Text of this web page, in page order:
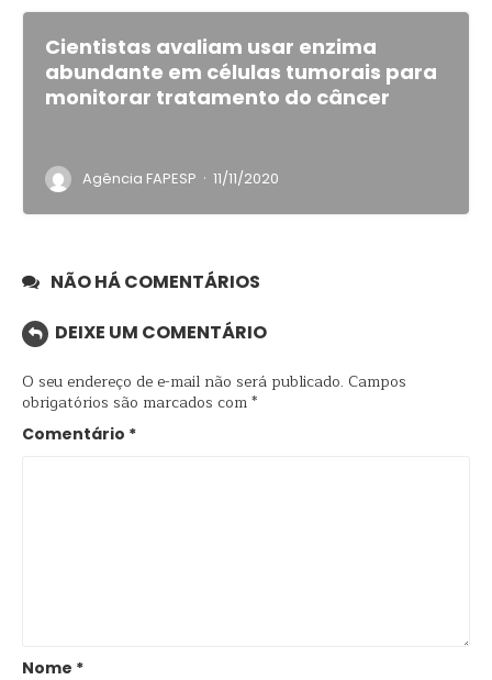
Cientistas avaliam usar enzima
abundante em células tumorais para
monitorar tratamento do câncer
Agência FAPESP · 11/11/2020
NÃO HÁ COMENTÁRIOS
DEIXE UM COMENTÁRIO
O seu endereço de e-mail não será publicado. Campos
obrigatórios são marcados com*
Comentário *
Nome *